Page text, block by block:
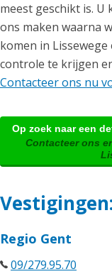
meest geschikt is.
ons maken waarna
komen in
controle te krijgen
Contacteer ons nu
Op zoek naar een
Contacteer ons
Vestigingen:
Regio Gent
09/279.95.70